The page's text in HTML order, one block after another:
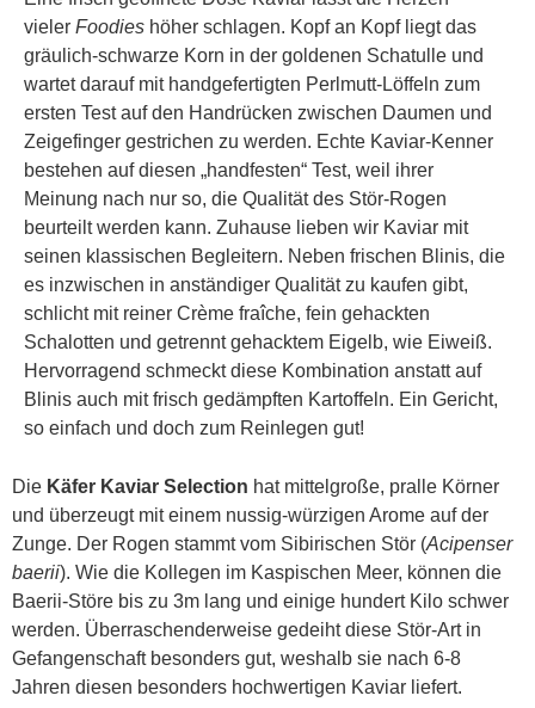
vieler Foodies höher schlagen. Kopf an Kopf liegt das
gräulich-schwarze Korn in der goldenen Schatulle und
wartet darauf mit handgefertigten Perlmutt-Löffeln zum
ersten Test auf den Handrücken zwischen Daumen und
Zeigefinger gestrichen zu werden. Echte Kaviar-Kenner
bestehen auf diesen „handfesten“ Test, weil ihrer
Meinung nach nur so, die Qualität des Stör-Rogen
beurteilt werden kann. Zuhause lieben wir Kaviar mit
seinen klassischen Begleitern. Neben frischen Blinis, die
es inzwischen in anständiger Qualität zu kaufen gibt,
schlicht mit reiner Crème fraîche, fein gehackten
Schalotten und getrennt gehacktem Eigelb, wie Eiweiß.
Hervorragend schmeckt diese Kombination anstatt auf
Blinis auch mit frisch gedämpften Kartoffeln. Ein Gericht,
so einfach und doch zum Reinlegen gut!
Die Käfer Kaviar Selection hat mittelgroße, pralle Körner
und überzeugt mit einem nussig-würzigen Arome auf der
Zunge. Der Rogen stammt vom Sibirischen Stör (Acipenser
baerii). Wie die Kollegen im Kaspischen Meer, können die
Baerii-Störe bis zu 3m lang und einige hundert Kilo schwer
werden. Überraschenderweise gedeiht diese Stör-Art in
Gefangenschaft besonders gut, weshalb sie nach 6-8
Jahren diesen besonders hochwertigen Kaviar liefert.